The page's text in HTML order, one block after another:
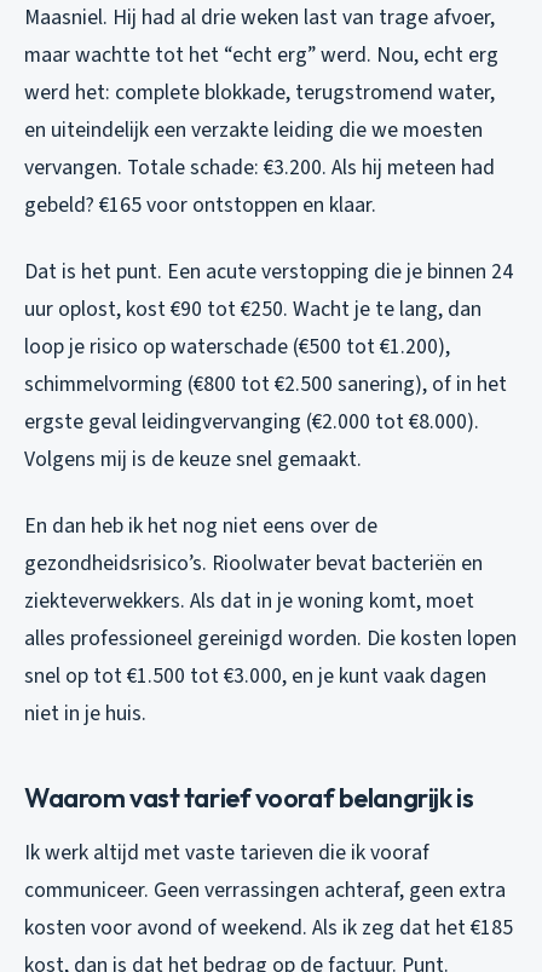
Maasniel. Hij had al drie weken last van trage afvoer,
maar wachtte tot het “echt erg” werd. Nou, echt erg
werd het: complete blokkade, terugstromend water,
en uiteindelijk een verzakte leiding die we moesten
vervangen. Totale schade: €3.200. Als hij meteen had
gebeld? €165 voor ontstoppen en klaar.
Dat is het punt. Een acute verstopping die je binnen 24
uur oplost, kost €90 tot €250. Wacht je te lang, dan
loop je risico op waterschade (€500 tot €1.200),
schimmelvorming (€800 tot €2.500 sanering), of in het
ergste geval leidingvervanging (€2.000 tot €8.000).
Volgens mij is de keuze snel gemaakt.
En dan heb ik het nog niet eens over de
gezondheidsrisico’s. Rioolwater bevat bacteriën en
ziekteverwekkers. Als dat in je woning komt, moet
alles professioneel gereinigd worden. Die kosten lopen
snel op tot €1.500 tot €3.000, en je kunt vaak dagen
niet in je huis.
Waarom vast tarief vooraf belangrijk is
Ik werk altijd met vaste tarieven die ik vooraf
communiceer. Geen verrassingen achteraf, geen extra
kosten voor avond of weekend. Als ik zeg dat het €185
kost, dan is dat het bedrag op de factuur. Punt.